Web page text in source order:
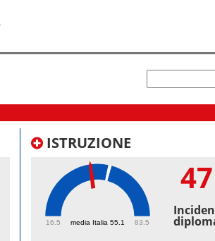
ISTRUZIONE
media Italia 55.1
16.5 83.5
47